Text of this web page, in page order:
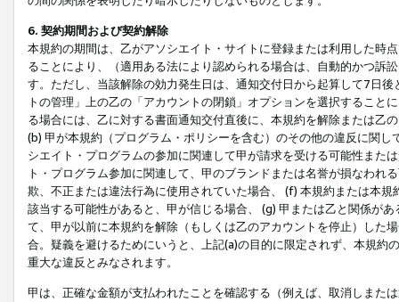
6. 契約期間および契約解除
本規約の期間は、乙がアソシエイト・サイトに登録または利用した時
ることにより、（適用ある法により認められる場合は、自動的かつ訴
す。ただし、当該解除の効力発生日は、通知交付日から起算して7日
トの管理」上の乙の「アカウントの閉鎖」オプションを選択するこ
る場合には、乙に対する書面通知交付直後に、本規約を解除または乙
(b) 甲が本規約（プログラム・ポリシーを含む）のその他の違反に関
シエイト・プログラムの参加に関連して甲が請求を受ける可能性また
ト・プログラム参加に関連して、甲のブランドまたは名誉が損なわれ
欺、不正または違法行為に使用されていた場合、 (f) 本規約または本
該当する可能性があると、甲が信じる場合、 (g) 甲または乙と関係が
て、甲が以前に本規約を解除（もしくは乙のアカウントを停止）した
合。疑義を避けるためにいうと、上記(a)の目的に限定されず、本規
重大な違反とみなされます。
甲は、正確な金額が支払われたことを確認する（例えば、取消しまた